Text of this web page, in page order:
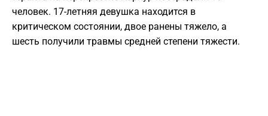
человек. 17-летняя девушка находится в
критическом состоянии, двое ранены тяжело, а
шесть получили травмы средней степени тяжести.